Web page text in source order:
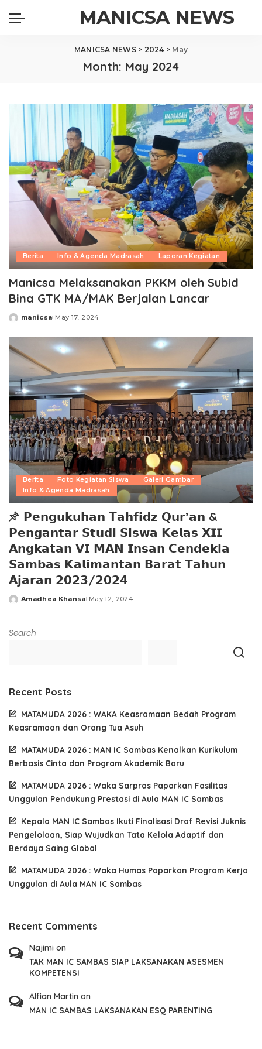
MANICSA NEWS
MANICSA NEWS> 2024 > May
Month: May 2024
Berita Info & Agenda Madrasah Laporan Kegiatan
Manicsa Melaksanakan PKKM oleh Subid
Bina GTK MA/MAK Berjalan Lancar
Posted
manicsa May 17, 2024
Berita Foto Kegiatan Siswa
Galeri Gambar
Info & Agenda Madrasah
𝗣𝗲𝗻𝗴𝘂𝗸𝘂𝗵𝗮𝗻 𝗧𝗮𝗵𝗳𝗶𝗱𝘇 𝗤𝘂𝗿’𝗮𝗻 &
𝗣𝗲𝗻𝗴𝗮𝗻𝘁𝗮𝗿 𝗦𝘁𝘂𝗱𝗶 𝗦𝗶𝘀𝘄𝗮 𝗞𝗲𝗹𝗮𝘀 𝗫𝗜𝗜
𝗔𝗻𝗴𝗸𝗮𝘁𝗮𝗻 𝗩𝗜 𝗠𝗔𝗡 𝗜𝗻𝘀𝗮𝗻 𝗖𝗲𝗻𝗱𝗲𝗸𝗶𝗮
𝗦𝗮𝗺𝗯𝗮𝘀 𝗞𝗮𝗹𝗶𝗺𝗮𝗻𝘁𝗮𝗻 𝗕𝗮𝗿𝗮𝘁 𝗧𝗮𝗵𝘂𝗻
𝗔𝗷𝗮𝗿𝗮𝗻 𝟮𝟬𝟮𝟯/𝟮𝟬𝟮𝟰
Posted
Amadhea Khansa May 12, 2024
Search
Recent Posts
MATAMUDA 2026 : WAKA Keasramaan Bedah Program
Keasramaan dan Orang Tua Asuh
MATAMUDA 2026 : MAN IC Sambas Kenalkan Kurikulum
Berbasis Cinta dan Program Akademik Baru
MATAMUDA 2026 : Waka Sarpras Paparkan Fasilitas
Unggulan Pendukung Prestasi di Aula MAN IC Sambas
Kepala MAN IC Sambas Ikuti Finalisasi Draf Revisi Juknis
Pengelolaan, Siap Wujudkan Tata Kelola Adaptif dan
Berdaya Saing Global
MATAMUDA 2026 : Waka Humas Paparkan Program Kerja
Unggulan di Aula MAN IC Sambas
Recent Comments
Najimi on
TAK MAN IC SAMBAS SIAP LAKSANAKAN ASESMEN
KOMPETENSI
Alfian Martin on
MAN IC SAMBAS LAKSANAKAN ESQ PARENTING